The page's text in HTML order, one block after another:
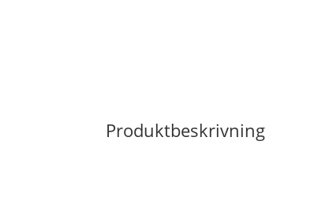
Produktbeskrivning